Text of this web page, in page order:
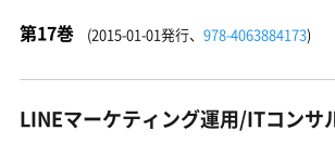
第17巻 (2015-01-01発行、 978-4063884173)
LINEマーケティング運用/ITコンサ